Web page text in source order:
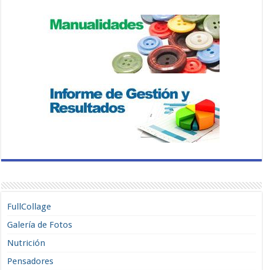
FullCollage
Galería de Fotos
Nutrición
Pensadores